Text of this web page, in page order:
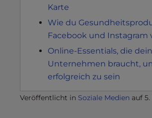
Karte
Wie du
Facebook und Instagram
Online-Essentials, die dein
Unternehmen braucht,
erfolgreich zu sein
Veröffentlicht in Soziale Medien auf 5.